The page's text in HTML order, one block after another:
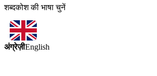
शब्दकोश की भाषा चुनें
अंग्रेज़ीEnglish